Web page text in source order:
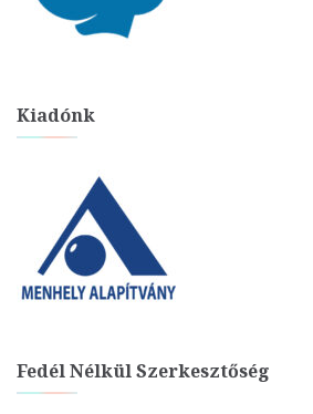
Kiadónk
Fedél Nélkül Szerkesztőség